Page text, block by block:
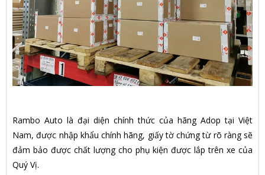
Rambo Auto là đại diện chính thức của hãng Adop tại Việt
Nam, được nhập khẩu chính hãng, giấy tờ chứng từ rõ ràng sẽ
đảm bảo được chất lượng cho phụ kiện được lắp trên xe của
Quý Vị.